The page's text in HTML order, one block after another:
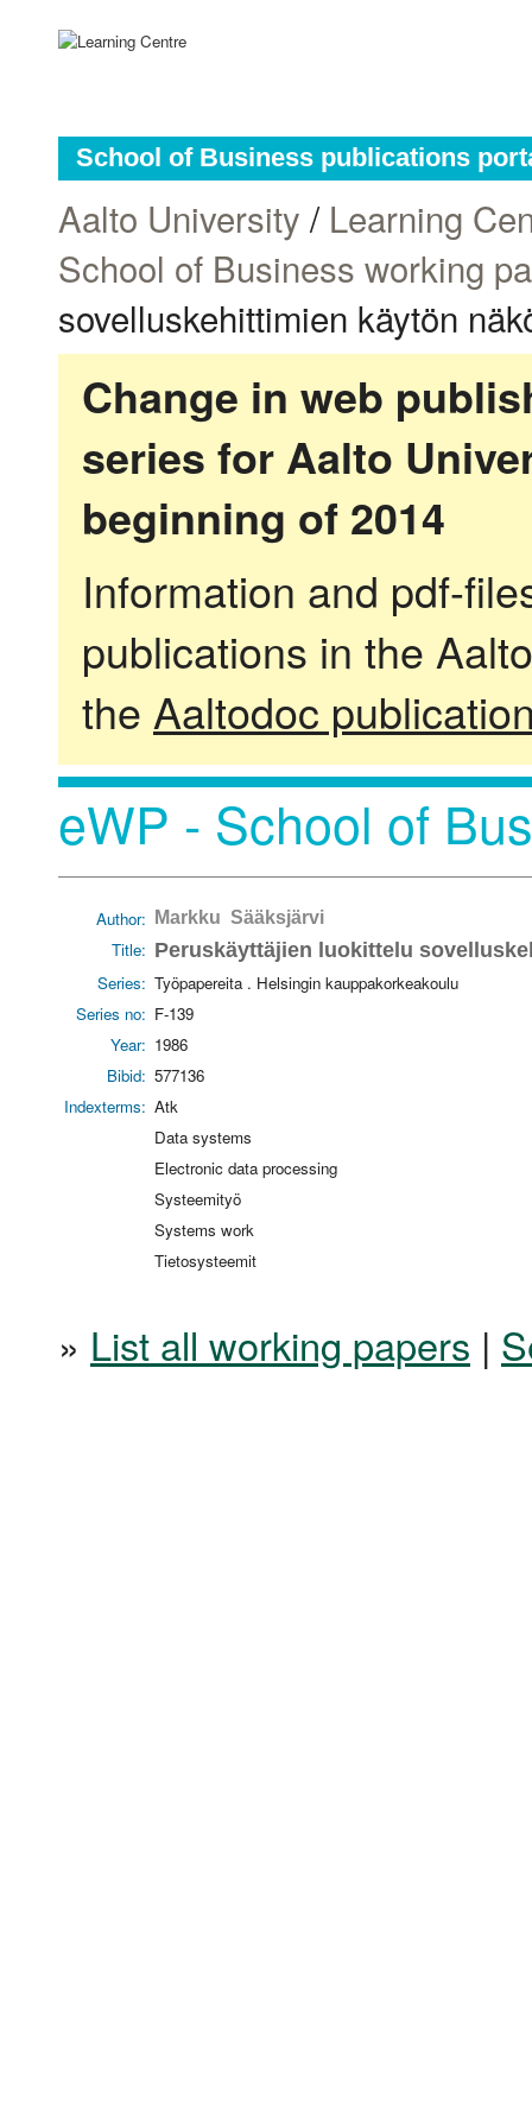
School of Business publications
Aalto University / Learning
School of Business working
sovelluskehittimien käytön
Change in web
series for Aalto
beginning of 2014
Information and pdf-
publications in the
the Aaltodoc
eWP - School of
Author: Markku Sääksjärvi
Title: Peruskäyttäjien luokittelu
Series: Työpapereita . Helsingin kauppakorkeakoulu
Series no: F-139
Year: 1986
Bibid: 577136
Indexterms: Atk
Data systems
Electronic data processing
Systeemityö
Systems work
Tietosysteemit
» List all working papers |